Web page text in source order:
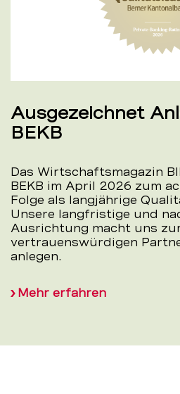
Ausgezeichnet
BEKB
Das Wirtschaftsmagazin
BEKB im April 2026 zum
Folge als langjährige
Unsere langfristige und
Ausrichtung macht uns
vertrauenswürdigen
anlegen.
Mehr erfahren